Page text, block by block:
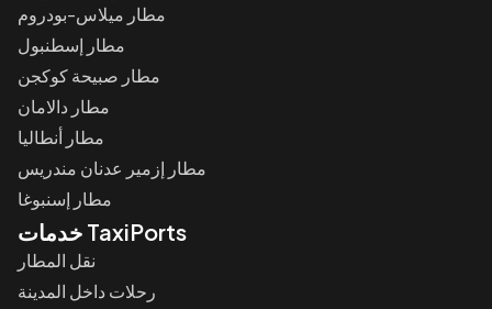
مطار ميلاس-بودروم
مطار إسطنبول
مطار صبيحة كوكجن
مطار دالامان
مطار أنطاليا
مطار إزمير عدنان مندريس
مطار إسنبوغا
خدمات TaxiPorts
نقل المطار
رحلات داخل المدينة